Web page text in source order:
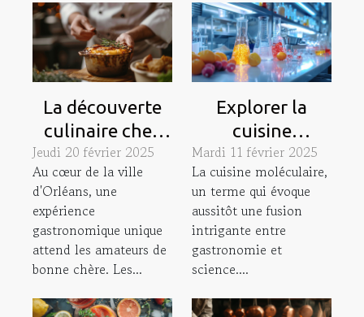
La découverte
culinaire chez
Les Toqués à
Orléans
Jeudi 20 février 2025
Au cœur de la ville
d'Orléans, une
expérience
gastronomique unique
attend les amateurs de
bonne chère. Les...
Explorer la
cuisine
moléculaire :
Science ou Art?
Mardi 11 février 2025
La cuisine moléculaire,
un terme qui évoque
aussitôt une fusion
intrigante entre
gastronomie et
science....